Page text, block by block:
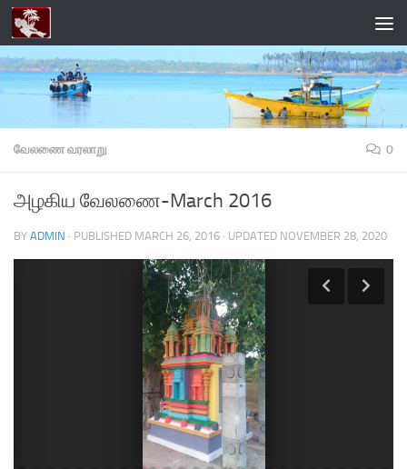
Skip to content
வேலணை வரலாறு 0
அழகிய வேலணை-March 2016
BY ADMIN · PUBLISHED MARCH 26, 2016 · UPDATED NOVEMBER 28, 2020